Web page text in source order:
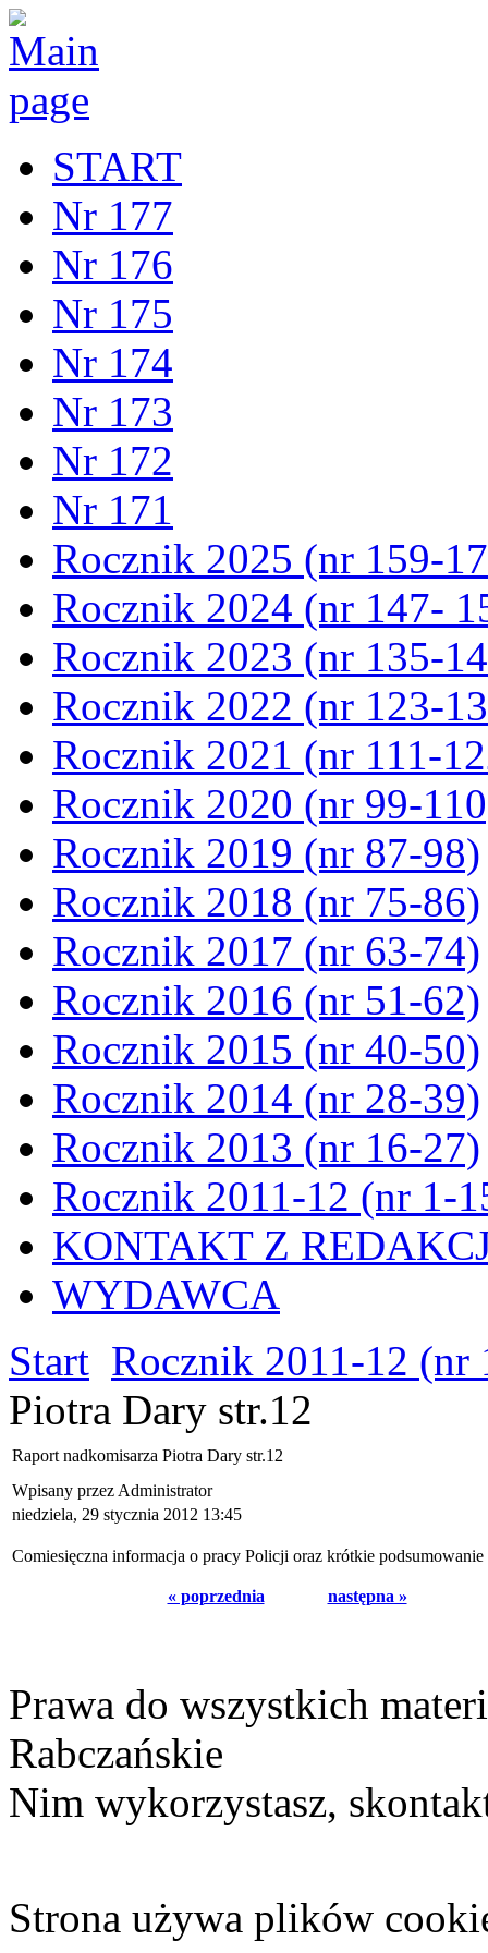
START
Nr 177
Nr 176
Nr 175
Nr 174
Nr 173
Nr 172
Nr 171
Rocznik 2025 (nr 159-
Rocznik 2024 (nr 147-
Rocznik 2023 (nr 135-
Rocznik 2022 (nr 123-
Rocznik 2021 (nr 111-
Rocznik 2020 (nr 99-
Rocznik 2019 (nr 87-98)
Rocznik 2018 (nr 75-86)
Rocznik 2017 (nr 63-74)
Rocznik 2016 (nr 51-62)
Rocznik 2015 (nr 40-50)
Rocznik 2014 (nr 28-39)
Rocznik 2013 (nr 16-27)
Rocznik 2011-12 (nr 1-
KONTAKT Z
WYDAWCA
Start Rocznik 2011-12 (nr
Piotra Dary str.12
Raport nadkomisarza Piotra Dary str.12
Wpisany przez Administrator
niedziela, 29 stycznia 2012 13:45
Comiesięczna informacja o pracy Policji oraz krótkie
« poprzednia następna »
Prawa do wszystkich
Rabczańskie
Nim wykorzystasz,
Strona używa plików